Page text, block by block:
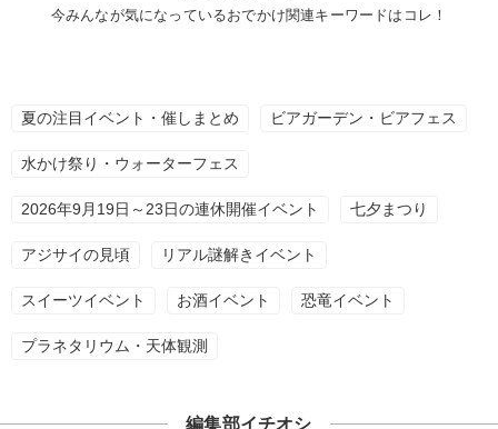
今みんなが気になっているおでかけ関連キーワードはコレ！
夏の注目イベント・催しまとめ ビアガーデン・ビアフェス
水かけ祭り・ウォーターフェス
2026年9月19日～23日の連休開催イベント 七夕まつり
アジサイの見頃 リアル謎解きイベント
スイーツイベント お酒イベント 恐竜イベント
プラネタリウム・天体観測
編集部イチオシ